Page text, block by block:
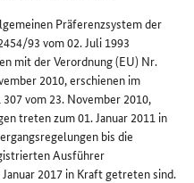
Präferenzsystem der
93 vom 02. Juli 1993
mit der Verordnung (EU) Nr.
2010, erschienen im
vom 23. November 2010,
treten zum 01. Januar 2011 in
bis die
Ausführer
2017 in Kraft getreten sind.